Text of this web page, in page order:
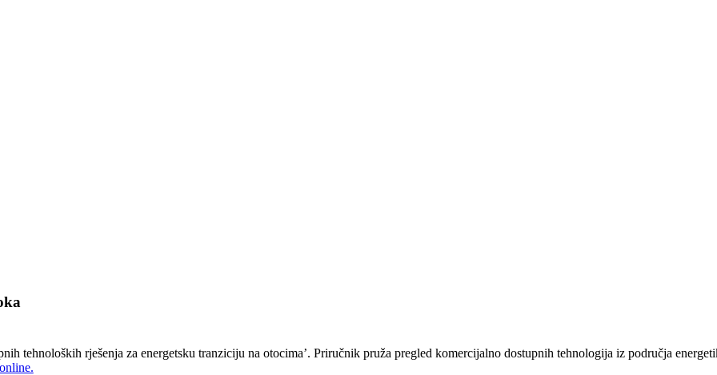
tehnoloških rješenja za energetsku tranziciju na otocima’. Priručnik pruža pregled komercijalno dostupnih tehnologija iz područja
online.